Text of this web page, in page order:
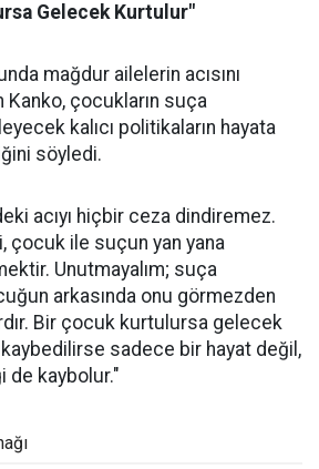
Gelecek Kurtulur"
mağdur ailelerin acısını
Kanko, çocukların suça
kalıcı politikaların hayata
söyledi.
acıyı hiçbir ceza dindiremez.
çocuk ile suçun yan yana
Unutmayalım; suça
arkasında onu görmezden
Bir çocuk kurtulursa gelecek
sadece bir hayat değil,
de kaybolur."